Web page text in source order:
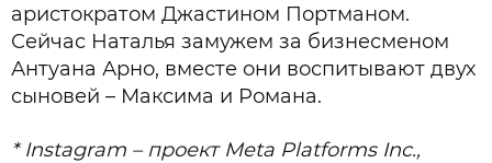
аристократом Джастином Портманом.
Сейчас Наталья замужем за бизнесменом
Антуана Арно, вместе они воспитывают двух
сыновей – Максима и Романа.
* Instagram – проект Meta Platforms Inc.,